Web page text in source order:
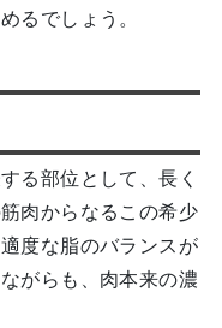
るでしょう。
る部位として、長く
肉からなるこの希少
度な脂のバランスが
がらも、肉本来の濃